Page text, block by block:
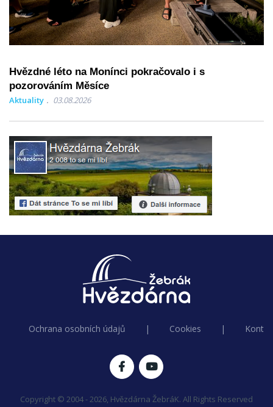
Hvězdné léto na Monínci pokračovalo i s
pozorováním Měsíce
Aktuality 03.08.2026
Ochrana osobních údajů | Cookies |
Copyright © 2004 - 2026, Hvězdárna ŽebráK. All Rights Reserved